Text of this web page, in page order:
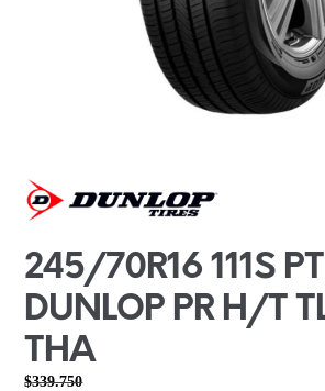
245/70R16 111S
DUNLOP PR H/T
THA
$339.750